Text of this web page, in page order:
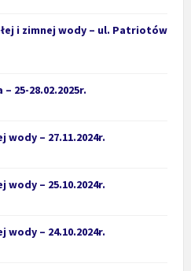
i zimnej wody – ul. Patriotów
25-28.02.2025r.
– 27.11.2024r.
– 25.10.2024r.
– 24.10.2024r.